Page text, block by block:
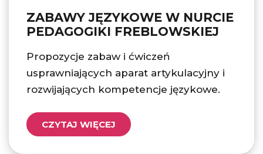
ZABAWY JĘZYKOWE W NURCIE
PEDAGOGIKI FREBLOWSKIEJ
Propozycje zabaw i ćwiczeń
usprawniających aparat artykulacyjny i
rozwijających kompetencje językowe.
CZYTAJ WIĘCEJ